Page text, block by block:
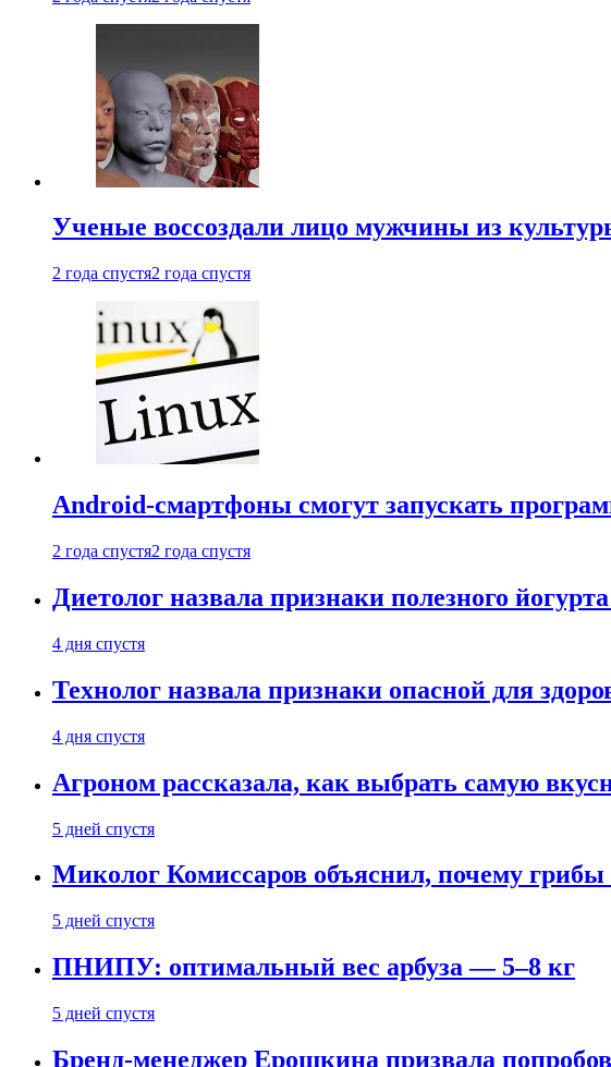
Ученые воссоздали лицо мужчины из
2 года спустя2 года спустя
Android-смартфоны смогут запускать
2 года спустя2 года спустя
Диетолог назвала признаки полезного
4 дня спустя
Технолог назвала признаки опасной для
4 дня спустя
Агроном рассказала, как выбрать самую
5 дней спустя
Миколог Комиссаров объяснил, почему грибы
5 дней спустя
ПНИПУ: оптимальный вес арбуза — 5–8 кг
5 дней спустя
Бренд-менеджер Ерошкина призвала